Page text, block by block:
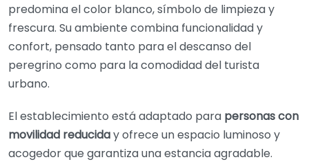
predomina el color blanco, símbolo de limpieza y
frescura. Su ambiente combina funcionalidad y
confort, pensado tanto para el descanso del
peregrino como para la comodidad del turista
urbano.
El establecimiento está adaptado para personas con
movilidad reduciday ofrece un espacio luminoso y
acogedor que garantiza una estancia agradable.